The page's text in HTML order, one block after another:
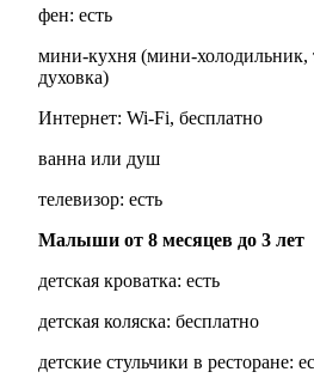
фен: есть
мини-кухня (мини-холодильник,
духовка)
Интернет: Wi-Fi, бесплатно
ванна или душ
телевизор: есть
Малыши от 8 месяцев до 3 лет
детская кроватка: есть
детская коляска: бесплатно
детские стульчики в ресторане: